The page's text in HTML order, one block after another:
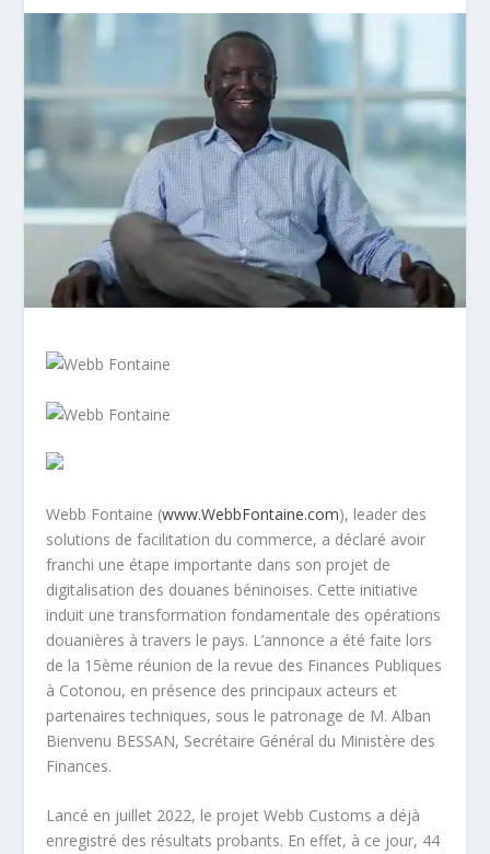
Webb Fontaine (www.WebbFontaine.com), leader des
solutions de facilitation du commerce, a déclaré avoir
franchi une étape importante dans son projet de
digitalisation des douanes béninoises. Cette initiative
induit une transformation fondamentale des opérations
douanières à travers le pays. L’annonce a été faite lors
de la 15ème réunion de la revue des Finances Publiques
à Cotonou, en présence des principaux acteurs et
partenaires techniques, sous le patronage de M. Alban
Bienvenu BESSAN, Secrétaire Général du Ministère des
Finances.
Lancé en juillet 2022, le projet Webb Customs a déjà
enregistré des résultats probants. En effet, à ce jour, 44